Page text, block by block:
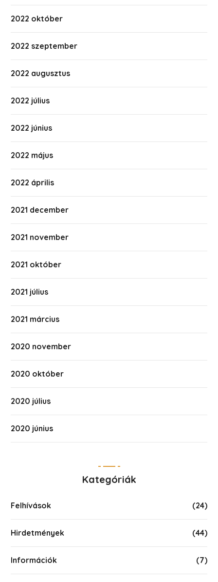
2022 október
2022 szeptember
2022 augusztus
2022 július
2022 június
2022 május
2022 április
2021 december
2021 november
2021 október
2021 július
2021 március
2020 november
2020 október
2020 július
2020 június
Kategóriák
Felhívások (24)
Hirdetmények (44)
Információk (7)